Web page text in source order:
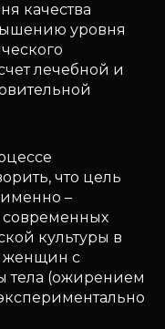
качества
уровня
лечебной и
что цель
именно –
культуры в
женщин с
тела (ожирением